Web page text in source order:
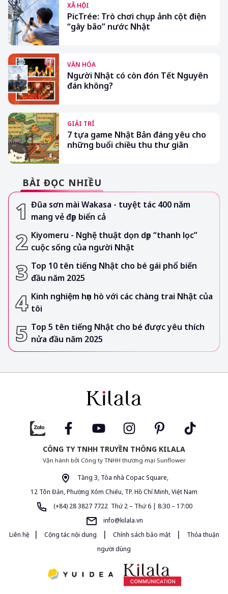
XÃ HỘI
PicTrée: Trò chơi chụp ảnh cột điện
“gây bão” nước Nhật
VĂN HÓA
Người Nhật có còn đón Tết Nguyên
đán không?
GIẢI TRÍ
7 tựa game Nhật Bản đáng yêu cho
những buổi chiều thu thư giãn
BÀI ĐỌC NHIỀU
Đũa sơn mài Wakasa - tuyệt tác 400 năm
mang vẻ đẹp biển cả
Kiyomeru - Nghệ thuật dọn dẹp “thanh lọc”
cuộc sống của người Nhật
Top 10 tên tiếng Nhật cho bé gái phổ biến
đầu năm 2025
Kinh nghiệm hẹn hò với các chàng trai Nhật của
tôi
Top 5 tên tiếng Nhật cho bé được yêu thích
nửa đầu năm 2025
CÔNG TY TNHH TRUYỀN THÔNG KILALA
Vận hành bởi Công ty TNHH thương mại Sunflower
Tầng 3, Tòa nhà Copac Square,
12 Tôn Đản, Phường Xóm Chiếu, TP. Hồ Chí Minh, Việt Nam
(+84) 28 3827 7722 Thứ 2 – Thứ 6 | 8:30 – 17:00
info@kilala.vn
Liên hệ
| Cộng tác nội dung | Chính sách bảo mật |
Thỏa thuận
người dùng